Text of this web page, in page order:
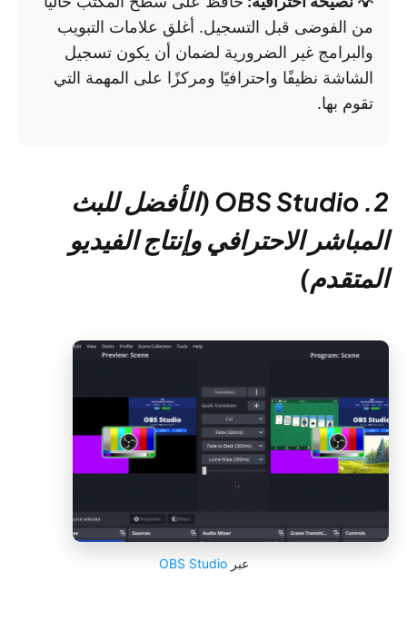
من الفوضى قبل التسجيل. أغلق علامات التبويب
والبرامج غير الضرورية لضمان أن يكون تسجيل
الشاشة نظيفًا واحترافيًا ومركزًا على المهمة التي
تقوم بها.
2. OBS Studio (الأفضل للبث
المباشر الاحترافي وإنتاج الفيديو
المتقدم)
عبرOBS Studio